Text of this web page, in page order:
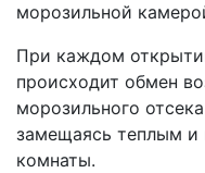
При каждом
происходит обмен
морозильного
замещаясь теплым
комнаты.